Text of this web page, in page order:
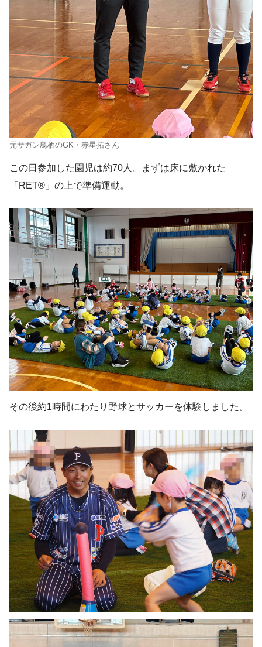
元サガン鳥栖のGK・赤星拓さん
この日参加した園児は約70人。まずは床に敷かれた
「RET®」の上で準備運動。
その後約1時間にわたり野球とサッカーを体験しました。